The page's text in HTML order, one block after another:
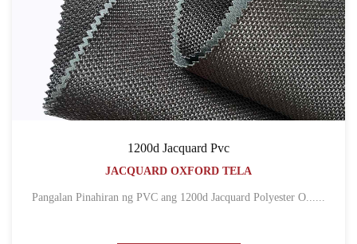
1200d Jacquard Pvc
JACQUARD OXFORD TELA
Pangalan Pinahiran ng PVC ang 1200d Jacquard Polyester O......